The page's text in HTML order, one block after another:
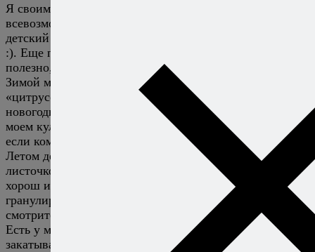
Я своим племянникам всегда много пеку
всевозможных видов печенья, пряники, кексы —
детский подарок должен быть и вкусным, и полезным
:). Еще пастила домашнего приготовления — быстро,
полезно, вкусно. И упаковать можно красиво.
Зимой можно сварить очень красивое варенье
«цитрусовый рай». Такой аромат! И очень оно
новогоднее :) И вид презентабельный (есть рецепт в
моем кулинарном блоге). Там же и всякие печенья,
если кому надо.
Летом делаю ферментированный чай из разных
листочков — чай получается отменный. Особенно
хорош из вишневых листьев. На вид —
гранулированный чай. Запах сказочный, в баночке
смотрится превосходно. По цвету как черный чай.
Есть у меня любители вяленых помидор — для них
закатываю в небольшие баночки :).